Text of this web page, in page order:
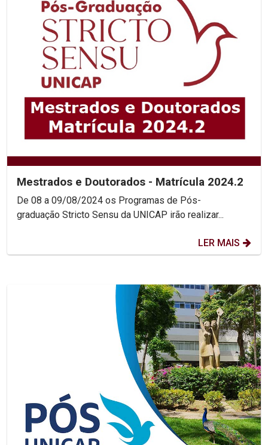
Mestrados e Doutorados - Matrícula 2024.2
De 08 a 09/08/2024 os Programas de Pós-
graduação Stricto Sensu da UNICAP irão realizar...
LER MAIS